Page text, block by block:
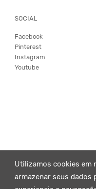
Utilizamos cookies em
armazenar seus dados
SOCIAL
Facebook
Pinterest
Instagram
Youtube